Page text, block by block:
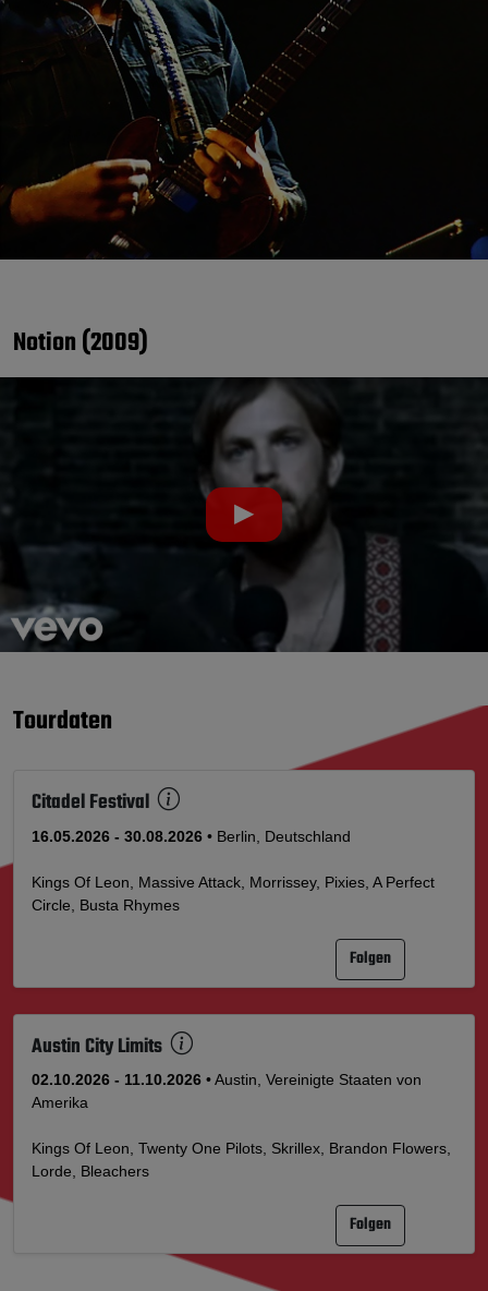
Notion (2009)
▶
Tourdaten
Folgen
Citadel Festival
16.05.2026 - 30.08.2026 • Berlin, Deutschland
Kings Of Leon, Massive Attack, Morrissey, Pixies, A Perfect
Circle, Busta Rhymes
Folgen
Austin City Limits
02.10.2026 - 11.10.2026 • Austin, Vereinigte Staaten von
Amerika
Kings Of Leon, Twenty One Pilots, Skrillex, Brandon Flowers,
Lorde, Bleachers